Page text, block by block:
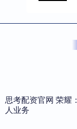
思考配资官网 荣耀
人业务